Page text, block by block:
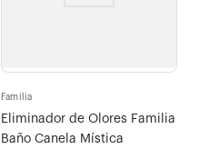
Familia
Eliminador de Olores Familia
Baño Canela Mística